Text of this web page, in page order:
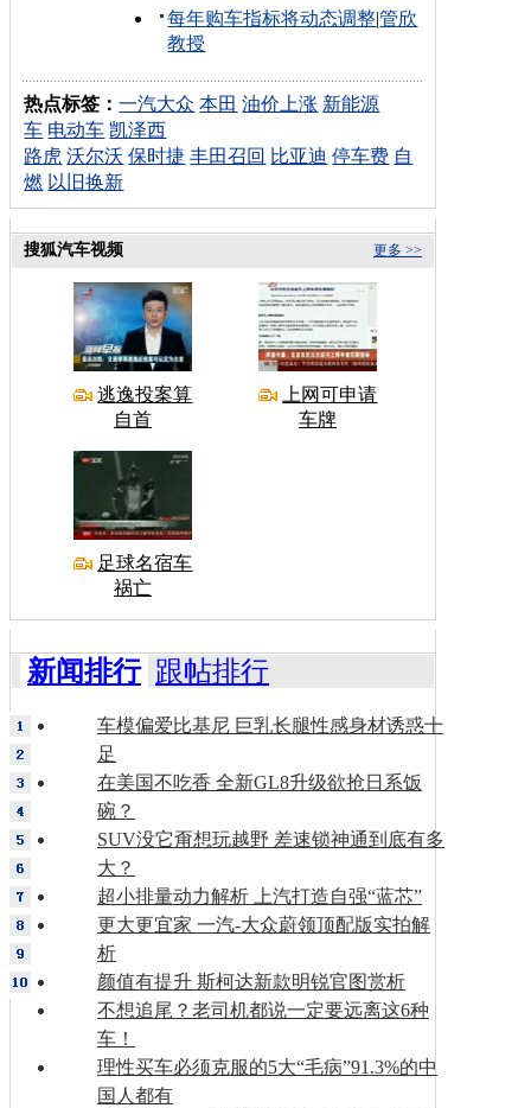
每年购车指标将动态调整|管欣
教授
热点标签：一汽大众 本田 油价上涨 新能源
车 电动车 凯泽西
路虎 沃尔沃 保时捷 丰田召回 比亚迪 停车费 自
燃 以旧换新
更多 >>
搜狐汽车视频
逃逸投案算
自首
上网可申请
车牌
足球名宿车
祸亡
新闻排行 跟帖排行
车模偏爱比基尼 巨乳长腿性感身材诱惑十
足
在美国不吃香 全新GL8升级欲抢日系饭
碗？
SUV没它甭想玩越野 差速锁神通到底有多
大？
超小排量动力解析 上汽打造自强“蓝芯”
更大更宜家 一汽-大众蔚领顶配版实拍解
析
颜值有提升 斯柯达新款明锐官图赏析
不想追尾？老司机都说一定要远离这6种
车！
理性买车必须克服的5大“毛病”91.3%的中
国人都有